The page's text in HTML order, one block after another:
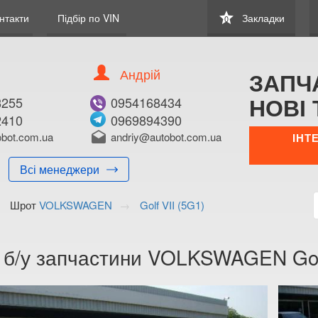
Підбір по VIN star
0 Закладки
Всі менеджери
Андрій
0954168434
0969894390
drafts andriy@autobot.com.ua
НОВІ
ШротVOLKSWAGEN
Golf VII (5G1)
б/у запчастини VOLKSWAGEN